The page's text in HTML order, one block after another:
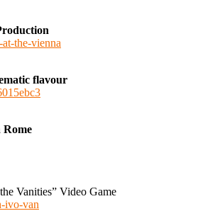
the-vienna
flavour
Rome
Vanities” Video Game
ivo-van